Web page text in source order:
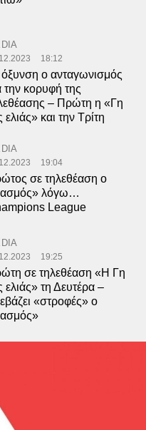
18:12
όξυνση ο ανταγωνισμός
την κορυφή της
– Πρώτη η «Γη
ελιάς» και την Τρίτη
19:04
σε τηλεθέαση ο
λόγω…
League
19:25
σε τηλεθέαση «Η Γη
ελιάς» τη Δευτέρα –
«στροφές» ο